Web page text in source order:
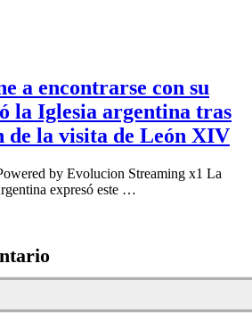
a encontrarse con su
la Iglesia argentina tras
de la visita de León XIV
by Evolucion Streaming x1 La
expresó este …